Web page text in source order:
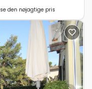
den nøjagtige pris